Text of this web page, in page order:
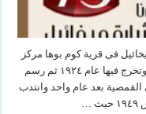
فى قرية كوم بوها مركز
ديروط عام ١٩٠٥ ، درس فى الكلية الاكليريكية وتخرج فيها عام ١٩٢٤ ثم رسم
بعد عام واحد وانتدب